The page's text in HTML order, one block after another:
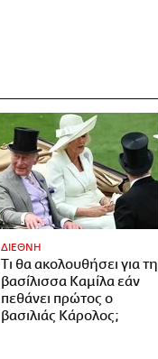
ΔΙΕΘΝΗ
Τι θα ακολουθήσει για τη
βασίλισσα Καμίλα εάν
πεθάνει πρώτος ο
βασιλιάς Κάρολος;